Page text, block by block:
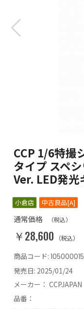
CCP 1/6特撮
タイプ スペ
Ver. LED発光
小倉店 中古良品[A]
通常価格 （税込）
￥28,600 （税込）
商品コード:
発売日: 2025/01/24
メーカー： CCPJAPAN
品番：